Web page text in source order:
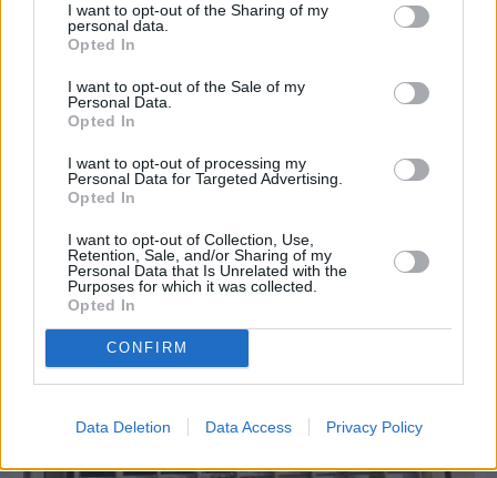
I want to opt-out of the Sharing of my
personal data.
Opted In
I want to opt-out of the Sale of my
Personal Data.
Opted In
I want to opt-out of processing my
Personal Data for Targeted Advertising.
Opted In
I want to opt-out of Collection, Use,
Retention, Sale, and/or Sharing of my
Personal Data that Is Unrelated with the
Purposes for which it was collected.
Opted In
CONFIRM
Data Deletion Data Access Privacy Policy
Πριν 9 ημέρες
των ανθρώπινων σχέσεων στην ψυχική υγεία